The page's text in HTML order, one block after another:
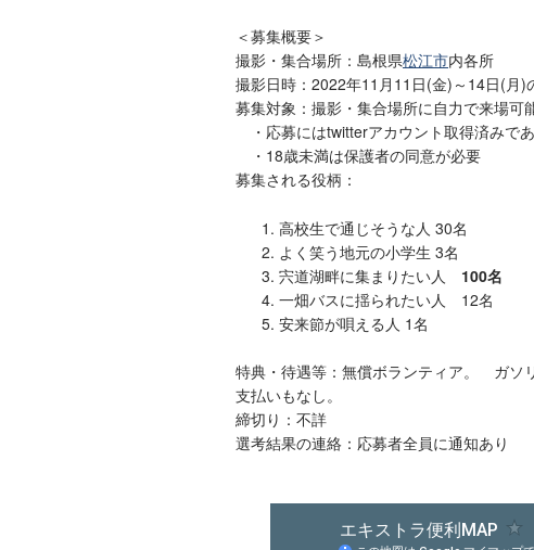
＜募集概要＞
撮影・集合場所：島根県松江市内各所
撮影日時：2022年11月11日(金)～14日(月)
募集対象：撮影・集合場所に自力で来場可
・応募にはtwitterアカウント取得済みで
・18歳未満は保護者の同意が必要
募集される役柄：
高校生で通じそうな人 30名
よく笑う地元の小学生 3名
宍道湖畔に集まりたい人 100名
一畑バスに揺られたい人 12名
安来節が唄える人 1名
特典・待遇等：無償ボランティア。 ガソ
支払いもなし。
締切り：不詳
選考結果の連絡：応募者全員に通知あり